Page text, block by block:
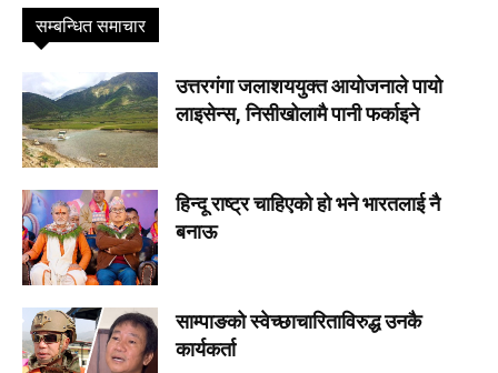
सम्बन्धित समाचार
उत्तरगंगा जलाशययुक्त आयोजनाले पायो
लाइसेन्स, निसीखोलामै पानी फर्काइने
हिन्दू राष्ट्र चाहिएको हो भने भारतलाई नै
बनाऊ
साम्पाङको स्वेच्छाचारिताविरुद्ध उनकै
कार्यकर्ता